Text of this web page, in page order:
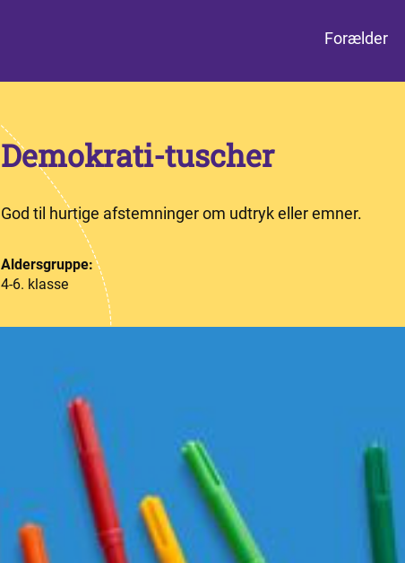
Forælder
Demokrati-tuscher
God til hurtige afstemninger om udtryk eller emner.
Aldersgruppe:
4-6. klasse